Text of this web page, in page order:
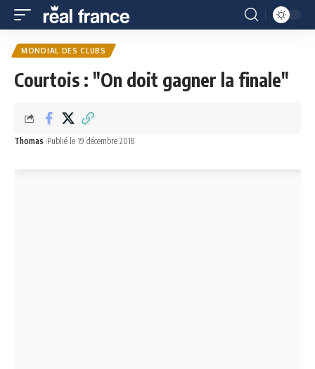
MONDIAL DES CLUBS
Courtois : "On doit gagner la finale"
Thomas Publié le 19 décembre 2018